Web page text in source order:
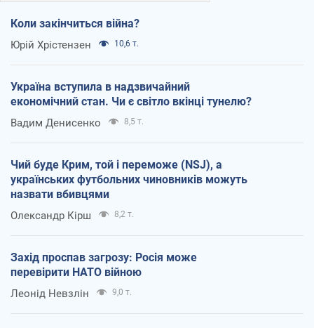
Коли закінчиться війна?
Юрій Хрістензен 10,6 т.
Україна вступила в надзвичайний
економічний стан. Чи є світло вкінці тунелю?
Вадим Денисенко 8,5 т.
Чий буде Крим, той і переможе (NSJ), а
українських футбольних чиновників можуть
назвати вбивцями
Олександр Кірш 8,2 т.
Захід проспав загрозу: Росія може
перевірити НАТО війною
Леонід Невзлін 9,0 т.